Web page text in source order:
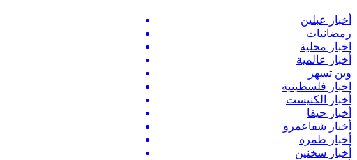
أخبار عبلين
رمضانيات
اخبار محلية
أخبار عالمية
وين تسهر
اخبار فلسطينية
أخبار الكنيست
أخبار حيفا
أخبار شفاعمرو
أخبار طمرة
أخبار سخنين